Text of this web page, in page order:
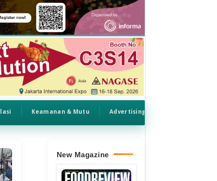
Keamanan & Mutu Advertising
New Magazine